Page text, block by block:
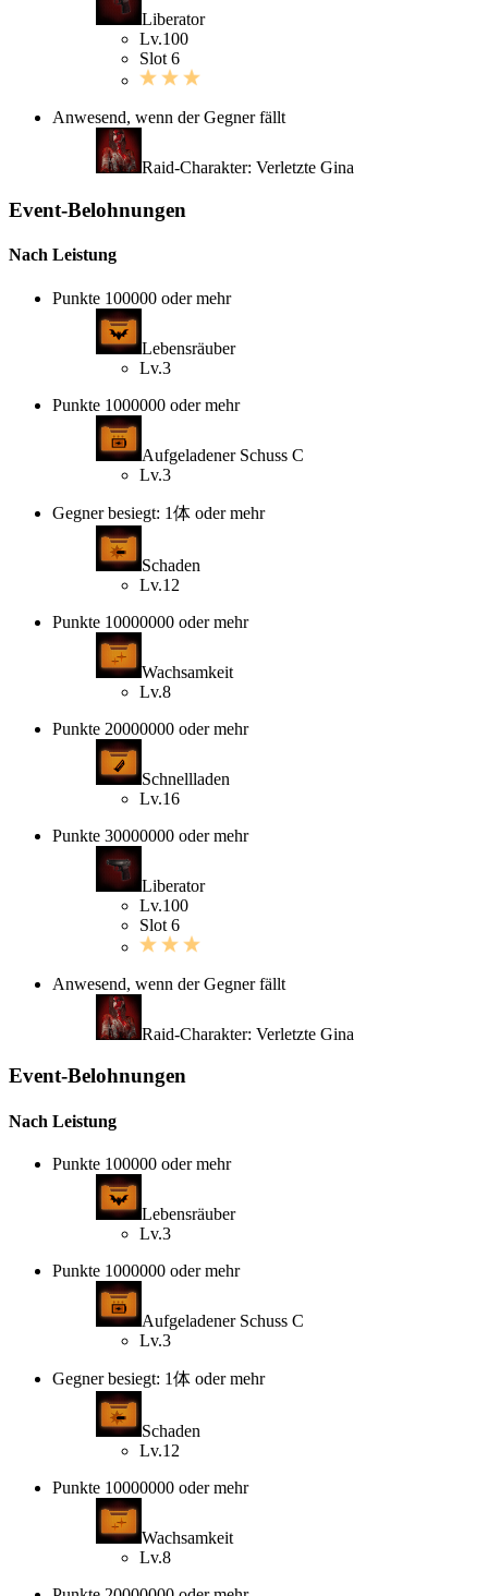
Liberator
Lv.100
Slot 6
Anwesend, wenn der Gegner fällt
Raid-Charakter: Verletzte Gina
Event-Belohnungen
Nach Leistung
Punkte 100000 oder mehr
Lebensräuber
Lv.3
Punkte 1000000 oder mehr
Aufgeladener Schuss C
Lv.3
Gegner besiegt: 1体 oder mehr
Schaden
Lv.12
Punkte 10000000 oder mehr
Wachsamkeit
Lv.8
Punkte 20000000 oder mehr
Schnellladen
Lv.16
Punkte 30000000 oder mehr
Liberator
Lv.100
Slot 6
Anwesend, wenn der Gegner fällt
Raid-Charakter: Verletzte Gina
Event-Belohnungen
Nach Leistung
Punkte 100000 oder mehr
Lebensräuber
Lv.3
Punkte 1000000 oder mehr
Aufgeladener Schuss C
Lv.3
Gegner besiegt: 1体 oder mehr
Schaden
Lv.12
Punkte 10000000 oder mehr
Wachsamkeit
Lv.8